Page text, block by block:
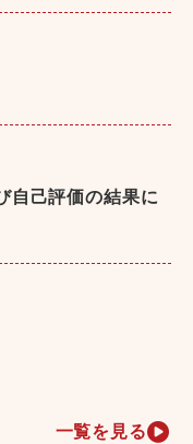
己評価の結果に
一覧を見る